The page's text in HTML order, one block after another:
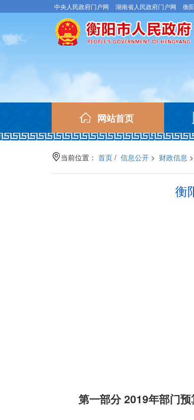
中央人民政府门户网 湖南省人民政府门户网 衡
网站首页(current)
当前位置： 首页 / 信息公开 > 财政信息 >
衡
第一部分2019年部门